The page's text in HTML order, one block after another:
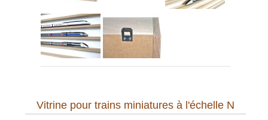
Vitrine pour trains miniatures à l'échelle N